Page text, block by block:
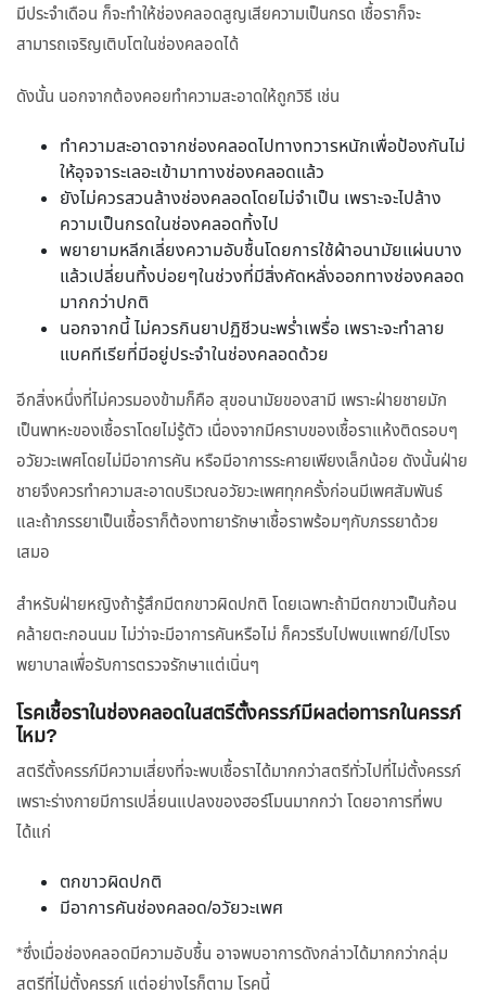
มีประจำเดือน ก็จะทำให้ช่องคลอดสูญเสียความเป็นกรด เชื้อราก็จะ
สามารถเจริญเติบโตในช่องคลอดได้
ดังนั้น นอกจากต้องคอยทำความสะอาดให้ถูกวิธี เช่น
ทำความสะอาดจากช่องคลอดไปทางทวารหนักเพื่อป้องกันไม่
ให้อุจจาระเลอะเข้ามาทางช่องคลอดแล้ว
ยังไม่ควรสวนล้างช่องคลอดโดยไม่จำเป็น เพราะจะไปล้าง
ความเป็นกรดในช่องคลอดทิ้งไป
พยายามหลีกเลี่ยงความอับชื้นโดยการใช้ผ้าอนามัยแผ่นบาง
แล้วเปลี่ยนทิ้งบ่อยๆในช่วงที่มีสิ่งคัดหลั่งออกทางช่องคลอด
มากกว่าปกติ
นอกจากนี้ ไม่ควรกินยาปฏิชีวนะพร่ำเพรื่อ เพราะจะทำลาย
แบคทีเรียที่มีอยู่ประจำในช่องคลอดด้วย
อีกสิ่งหนึ่งที่ไม่ควรมองข้ามก็คือ สุขอนามัยของสามี เพราะฝ่ายชายมัก
เป็นพาหะของเชื้อราโดยไม่รู้ตัว เนื่องจากมีคราบของเชื้อราแห้งติดรอบๆ
อวัยวะเพศโดยไม่มีอาการคัน หรือมีอาการระคายเพียงเล็กน้อย ดังนั้นฝ่าย
ชายจึงควรทำความสะอาดบริเวณอวัยวะเพศทุกครั้งก่อนมีเพศสัมพันธ์
และถ้าภรรยาเป็นเชื้อราก็ต้องทายารักษาเชื้อราพร้อมๆกับภรรยาด้วย
เสมอ
สำหรับฝ่ายหญิงถ้ารู้สึกมีตกขาวผิดปกติ โดยเฉพาะถ้ามีตกขาวเป็นก้อน
คล้ายตะกอนนม ไม่ว่าจะมีอาการคันหรือไม่ ก็ควรรีบไปพบแพทย์/ไปโรง
พยาบาลเพื่อรับการตรวจรักษาแต่เนิ่นๆ
โรคเชื้อราในช่องคลอดในสตรีตั้งครรภ์มีผลต่อทารกในครรภ์
ไหม?
สตรีตั้งครรภ์มีความเสี่ยงที่จะพบเชื้อราได้มากกว่าสตรีทั่วไปที่ไม่ตั้งครรภ์
เพราะร่างกายมีการเปลี่ยนแปลงของฮอร์โมนมากกว่า โดยอาการที่พบ
ได้แก่
ตกขาวผิดปกติ
มีอาการคันช่องคลอด/อวัยวะเพศ
*ซึ่งเมื่อช่องคลอดมีความอับชื้น อาจพบอาการดังกล่าวได้มากกว่ากลุ่ม
สตรีที่ไม่ตั้งครรภ์ แต่อย่างไรก็ตาม โรคนี้